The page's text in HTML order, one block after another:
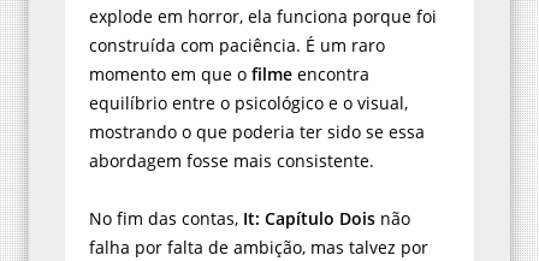
explode em horror, ela funciona porque foi
construída com paciência. É um raro
momento em que o filme encontra
equilíbrio entre o psicológico e o visual,
mostrando o que poderia ter sido se essa
abordagem fosse mais consistente.
No fim das contas, It: Capítulo Dois não
falha por falta de ambição, mas talvez por